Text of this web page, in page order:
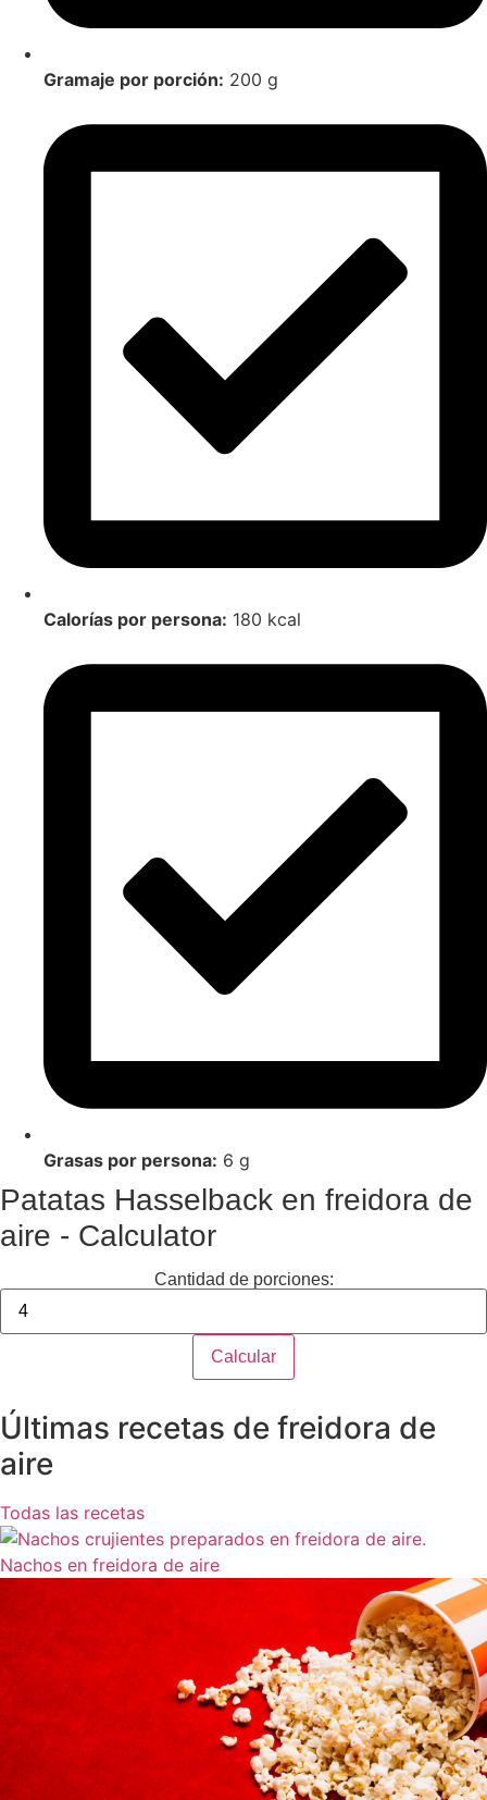
Gramaje por porción: 200 g
Calorías por persona: 180 kcal
Grasas por persona: 6 g
Patatas Hasselback en freidora de
aire - Calculator
Cantidad de porciones:
Calcular
Últimas recetas de freidora de
aire
Todas las recetas
Nachos en freidora de aire